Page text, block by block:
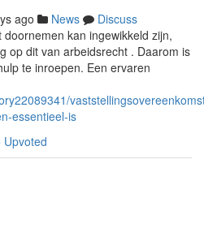
ago News
Discuss
kan ingewikkeld zijn,
op dit van arbeidsrecht . Daarom is
te inroepen. Een ervaren
essentieel-is
Upvoted